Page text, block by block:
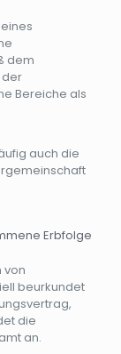
dem
der
Bereiche als
auch die
Erbfolge
von
beurkundet
die
an.